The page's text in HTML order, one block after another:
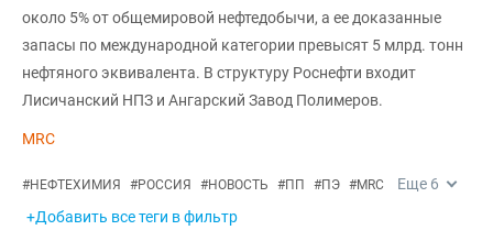
около 5% от общемировой нефтедобычи, а ее доказанные
запасы по международной категории превысят 5 млрд. тонн
нефтяного эквивалента. В структуру Роснефти входит
Лисичанский НПЗ и Ангарский Завод Полимеров.
MRC
#НЕФТЕХИМИЯ #РОССИЯ #НОВОСТЬ #ПП #ПЭ #MRC Еще 6
+Добавить все теги в фильтр